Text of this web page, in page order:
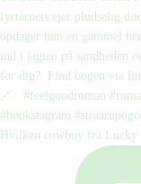
Hvilken cowboy fra